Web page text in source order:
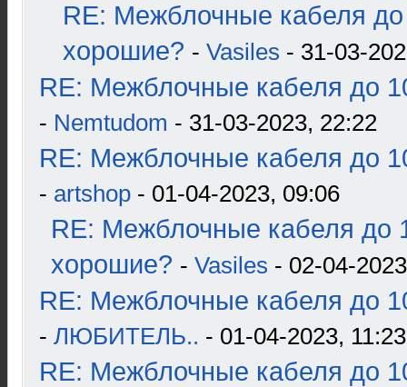
RE: Межблочные кабеля до
хорошие? - Vasiles - 31-03-
RE: Межблочные кабеля до
- Nemtudom - 31-03-2023, 22:22
RE: Межблочные кабеля до
- artshop - 01-04-2023, 09:06
RE: Межблочные кабеля до
хорошие? - Vasiles - 02-04-
RE: Межблочные кабеля до
- ЛЮБИТЕЛЬ.. - 01-04-2023, 11:23
RE: Межблочные кабеля до